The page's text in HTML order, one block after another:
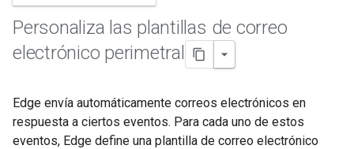
Personaliza las plantillas de correo
electrónico perimetral
Edge envía automáticamente correos electrónicos en
respuesta a ciertos eventos. Para cada uno de estos
eventos, Edge define una plantilla de correo electrónico